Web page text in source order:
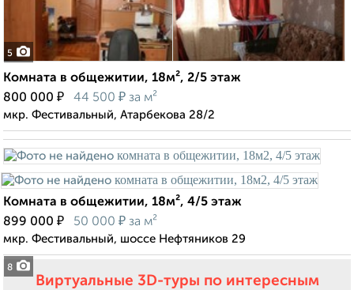
5
Комната в общежитии, 18м², 2/5 этаж
800 000 ₽ 44 500 ₽ за м²
мкр. Фестивальный, Атарбекова 28/2
8
Комната в общежитии, 18м², 4/5 этаж
899 000 ₽ 50 000 ₽ за м²
мкр. Фестивальный, шоссе Нефтяников 29
Виртуальные 3D-туры по интересным